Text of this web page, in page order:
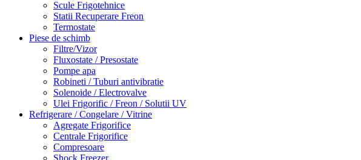
Scule Frigotehnice
Statii Recuperare Freon
Termostate
Piese de schimb
Filtre/Vizor
Fluxostate / Presostate
Pompe apa
Robineti / Tuburi antivibratie
Solenoide / Electrovalve
Ulei Frigorific / Freon / Solutii UV
Refrigerare / Congelare / Vitrine
Agregate Frigorifice
Centrale Frigorifice
Compresoare
Shock Freezer